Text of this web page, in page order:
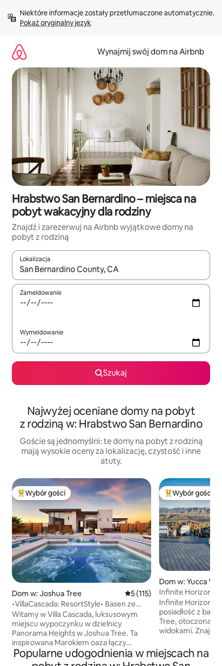
treści Pokaż oryginalny język
Wynajmij swój dom na Airbnb
Hrabstwo San Bernardino – miejsca na
pobyt wakacyjny dla rodziny
Znajdź i zarezerwuj na Airbnb wyjątkowe domy na
pobyt z rodziną
Lokalizacja
Gdy wyniki będą dostępne, możesz poruszać się po nich za
Zameldowanie
Wymeldowanie
Szukaj
Najwyżej oceniane domy na pobyt
z rodziną w: Hrabstwo San Bernardino
Goście są jednomyślni: te domy na pobyt z rodziną
mają wysokie oceny za lokalizację, czystość i inne
atuty.
Najpopularniejsze z kategorii Wybór gości
Wybór gości
Dom w: Joshua Tree Średnia ocena: 5 na 5, liczba
5 (115)
•VillaCascada: ResortStyle• Basen ze
słoną wodą/spa•EV
Witamy w Villa Cascada, luksusowym
miejscu wypoczynku w dzielnicy
Panorama Heights w Joshua Tree. Ta
inspirowana Marokiem oaza łączy
nowoczesną architekturę z urokiem
pustyni. Ciesz się widokami na 360°
Wybór gości
Dom w: Yucca
Infinite Horizon |
na 5 akrach
Infinite Horizon
posiadłość z
Tree, otoczona
widokami. Znajduje się w Yucca Valley,
Jesteś
wszystko, co ma
Popularne udogodnienia w miejscach na